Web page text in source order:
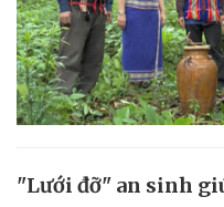
"Lưới đỡ" an sinh